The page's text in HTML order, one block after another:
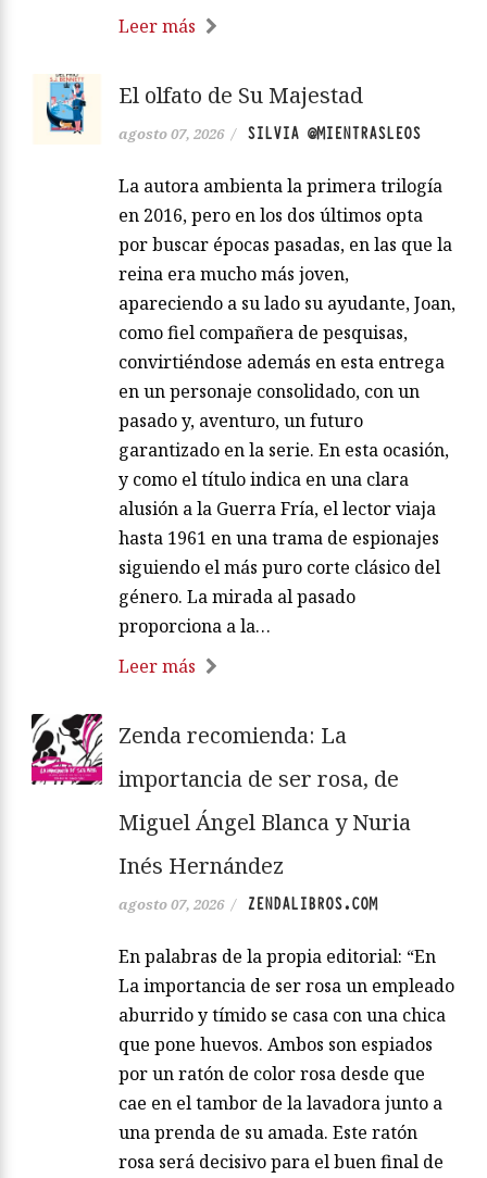
Leer más
El olfato de Su Majestad
agosto 07, 2026 / SILVIA @MIENTRASLEOS
La autora ambienta la primera trilogía
en 2016, pero en los dos últimos opta
por buscar épocas pasadas, en las que la
reina era mucho más joven,
apareciendo a su lado su ayudante, Joan,
como fiel compañera de pesquisas,
convirtiéndose además en esta entrega
en un personaje consolidado, con un
pasado y, aventuro, un futuro
garantizado en la serie. En esta ocasión,
y como el título indica en una clara
alusión a la Guerra Fría, el lector viaja
hasta 1961 en una trama de espionajes
siguiendo el más puro corte clásico del
género. La mirada al pasado
proporciona a la…
Leer más
Zenda recomienda: La
importancia de ser rosa, de
Miguel Ángel Blanca y Nuria
Inés Hernández
agosto 07, 2026 / ZENDALIBROS.COM
En palabras de la propia editorial: “En
La importancia de ser rosa un empleado
aburrido y tímido se casa con una chica
que pone huevos. Ambos son espiados
por un ratón de color rosa desde que
cae en el tambor de la lavadora junto a
una prenda de su amada. Este ratón
rosa será decisivo para el buen final de